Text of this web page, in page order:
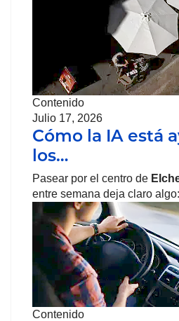
Contenido
Julio 17, 2026
Cómo la IA está
los…
Pasear por el centro de
entre semana deja claro
Contenido